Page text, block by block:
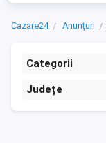
Cazare24 Anunțuri
Categorii
Județe